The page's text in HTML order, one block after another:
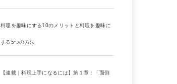
料理を趣味にする10のメリットと料理を趣味に
する5つの方法
【連載｜料理上手になるには】第１章：「面倒